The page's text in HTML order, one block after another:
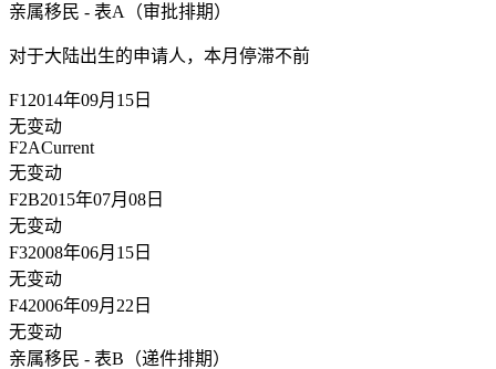
亲属移民 - 表A（审批排期）
对于大陆出生的申请人， 本月停滞不前
F1 2014年09月15日
无变动
F2ACurrent
无变动
F2B2015年07月08日
无变动
F32008年06月15日
无变动
F42006年09月22日
无变动
亲属移民 - 表B（递件排期）